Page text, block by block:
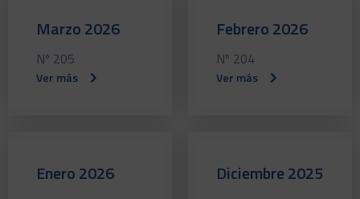
Marzo 2026
Nº 205
Ver más
Febrero 2026
Nº 204
Ver más
Enero 2026 Diciembre 2025